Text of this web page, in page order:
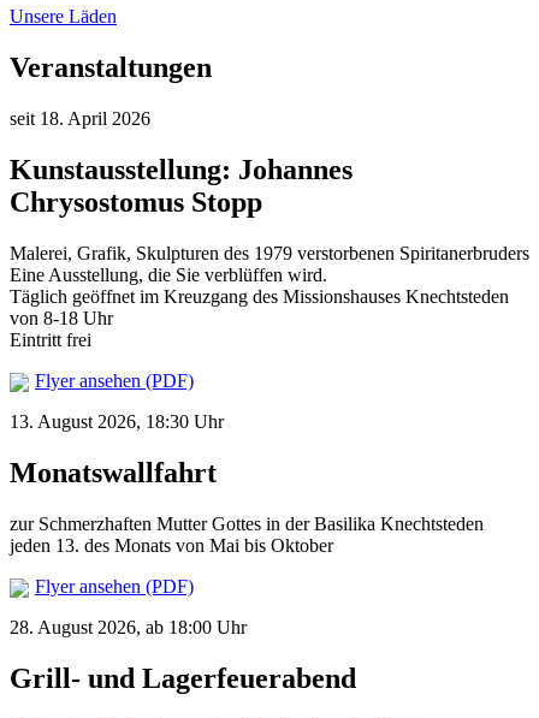
Unsere Läden
Veranstaltungen
seit 18. April 2026
Kunstausstellung: Johannes
Chrysostomus Stopp
Malerei, Grafik, Skulpturen des 1979 verstorbenen Spiritanerbruders
Eine Ausstellung, die Sie verblüffen wird.
Täglich geöffnet im Kreuzgang des Missionshauses Knechtsteden
von 8-18 Uhr
Eintritt frei
Flyer ansehen (PDF)
13. August 2026, 18:30 Uhr
Monatswallfahrt
zur Schmerzhaften Mutter Gottes in der Basilika Knechtsteden
jeden 13. des Monats von Mai bis Oktober
Flyer ansehen (PDF)
28. August 2026, ab 18:00 Uhr
Grill- und Lagerfeuerabend